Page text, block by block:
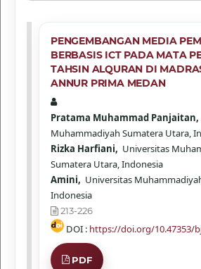
PENGEMBANGAN MEDIA
BERBASIS ICT PADA MATA
TAHSIN ALQURAN DI
ANNUR PRIMA MEDAN
Pratama Muhammad Panjaitan,
Muhammadiyah Sumatera Utara,
Rizka Harfiani, Universitas
Sumatera Utara, Indonesia
Amini, Universitas
Indonesia
213-226
DOI : https://doi.org/10.47353/
PDF